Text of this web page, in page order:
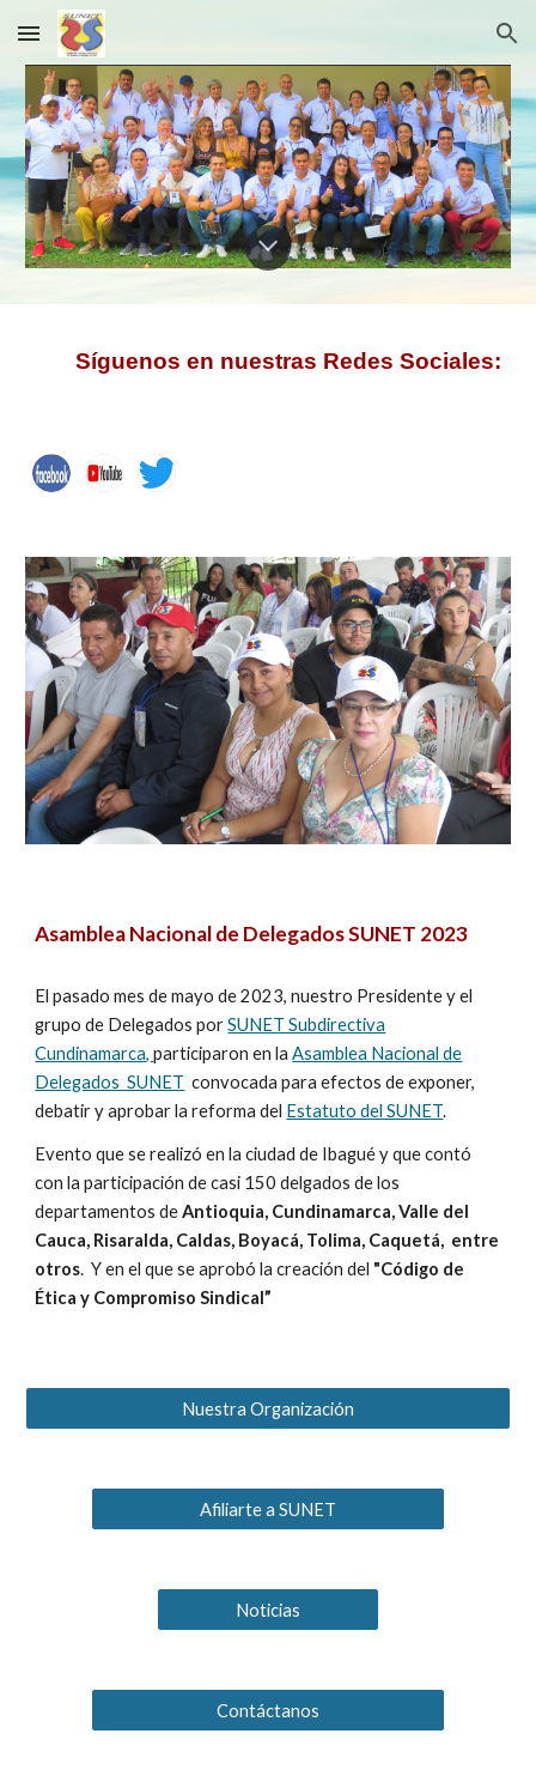
Skip to main content Skip to navigation
Síguenos en nuestras Redes Sociales:
Asamblea Nacional de Delegados SUNET 2023
El pasado mes de mayo de 2023, nuestro Presidente y el
grupo de Delegados porSUNET Subdirectiva
Cundinamarca,participaron en laAsamblea Nacional de
Delegados SUNET convocada para efectos de exponer,
debatir y aprobar la reforma del Estatuto del SUNET.
Evento que se realizó en la ciudad de Ibagué y que contó
con la participación de casi 150 delgados de los
departamentos deAntioquia, Cundinamarca, Valle del
Cauca, Risaralda, Caldas, Boyacá, Tolima, Caquetá, entre
otros. Y en el que se aprobó la creación del "Código de
Ética y Compromiso Sindical”
Nuestra Organización
Afiliarte a SUNET
Noticias
Contáctanos